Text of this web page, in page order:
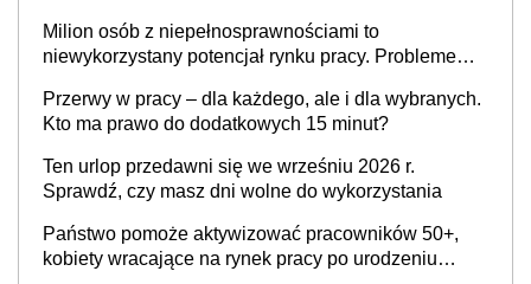
Milion osób z niepełnosprawnościami to
niewykorzystany potencjał rynku pracy. Problemem
refundacji, ale bariery po stronie systemu i
świadomości pracodawców [WYWIAD]
Przerwy w pracy – dla każdego, ale i dla wybranych.
Kto ma prawo do dodatkowych 15 minut?
Ten urlop przedawni się we wrześniu 2026 r.
Sprawdź, czy masz dni wolne do wykorzystania
Państwo pomoże aktywizować pracowników 50+,
kobiety wracające na rynek pracy po urodzeniu